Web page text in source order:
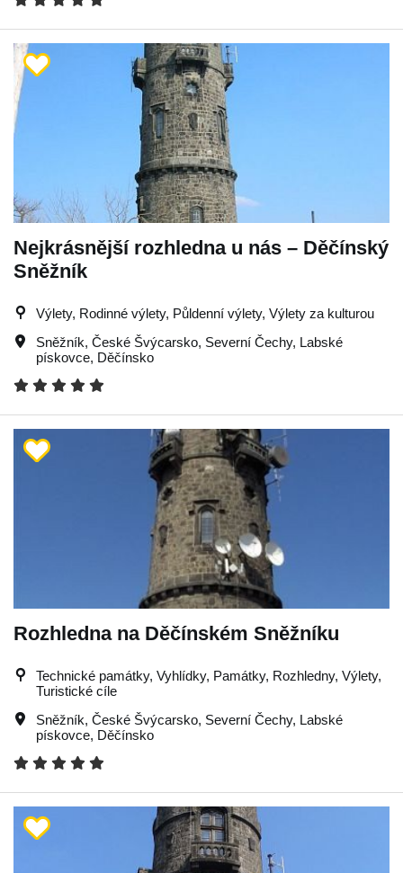
Nejkrásnější rozhledna u nás – Děčínský
Sněžník
Výlety, Rodinné výlety, Půldenní výlety, Výlety za kulturou
Sněžník, České Švýcarsko, Severní Čechy, Labské
pískovce, Děčínsko
Rozhledna na Děčínském Sněžníku
Technické památky, Vyhlídky, Památky, Rozhledny, Výlety,
Turistické cíle
Sněžník, České Švýcarsko, Severní Čechy, Labské
pískovce, Děčínsko